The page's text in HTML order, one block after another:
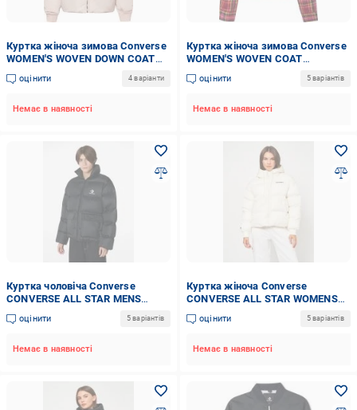
Куртка жіноча зимова Converse
WOMEN'S WOVEN DOWN COAT
10019787-691 р.M бежева
оцінити 4 варіанти
Немає в наявності
Куртка жіноча зимова Converse
WOMEN'S WOVEN COAT
10019436-001 р.L чорна
оцінити 5 варіантів
Немає в наявності
Куртка чоловіча Converse
CONVERSE ALL STAR MENS
10023798-001 р.2XL чорна
оцінити 5 варіантів
Немає в наявності
Куртка жіноча Converse
CONVERSE ALL STAR WOMENS
10025207-286 р.L біла
оцінити 5 варіантів
Немає в наявності